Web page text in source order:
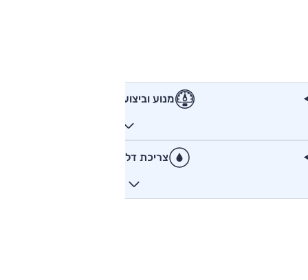
מנוע וביצועים
צריכת דלק